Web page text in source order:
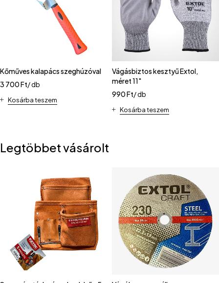
Kőműves kalapács szeghúzóval
3 700Ft/ db
Kosárba teszem
Vágásbiztos kesztyű Extol,
méret 11"
990Ft/ db
Kosárba teszem
Legtöbbet vásárolt